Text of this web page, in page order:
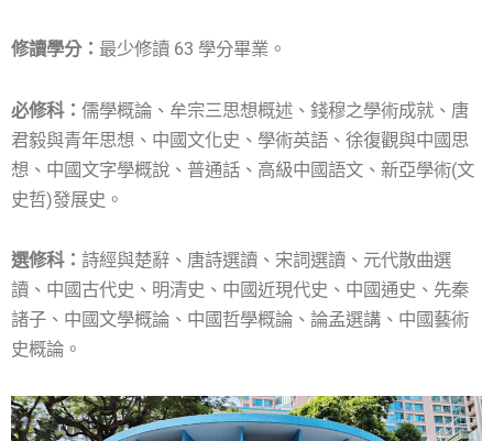
修讀學分： 最少修讀 63 學分畢業。
必修科： 儒學概論、牟宗三思想概述、錢穆之學術成就、唐
君毅與青年思想、中國文化史、學術英語、徐復觀與中國思
想、中國文字學概說、普通話、高級中國語文、新亞學術(文
史哲)發展史。
選修科： 詩經與楚辭、唐詩選讀、宋詞選讀、元代散曲選
讀、中國古代史、明清史、中國近現代史、中國通史、先秦
諸子、中國文學概論、中國哲學概論、論孟選講、中國藝術
史概論。